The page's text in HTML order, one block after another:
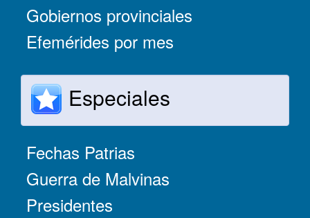
Gobiernos provinciales
Efemérides por mes
Especiales
Fechas Patrias
Guerra de Malvinas
Presidentes